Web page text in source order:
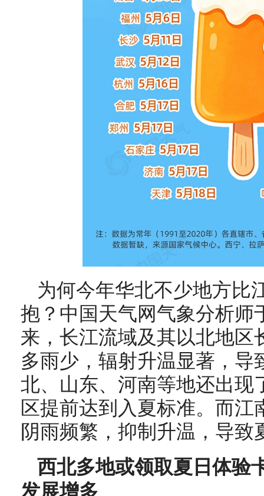
为何今年华北不少地方比
抱？中国天气网气象分析师
来，长江流域及其以北地区
多雨少，辐射升温显著，导
北、山东、河南等地还出现
区提前达到入夏标准。而
阴雨频繁，抑制升温，导致
西北多地或领取夏日体验
发展增多